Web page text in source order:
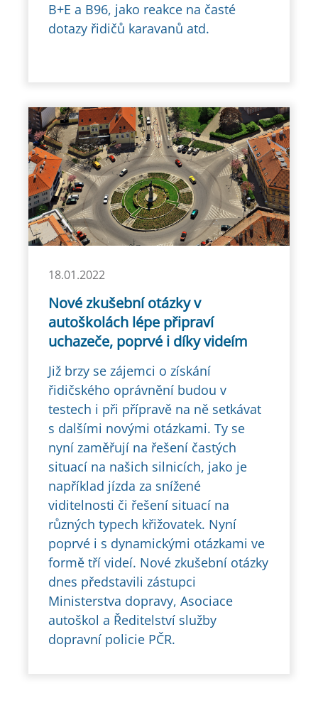
B+E a B96, jako reakce na časté
dotazy řidičů karavanů atd.
18.01.2022
Nové zkušební otázky v
autoškolách lépe připraví
uchazeče, poprvé i díky videím
Již brzy se zájemci o získání
řidičského oprávnění budou v
testech i při přípravě na ně setkávat
s dalšími novými otázkami. Ty se
nyní zaměřují na řešení častých
situací na našich silnicích, jako je
například jízda za snížené
viditelnosti či řešení situací na
různých typech křižovatek. Nyní
poprvé i s dynamickými otázkami ve
formě tří videí. Nové zkušební otázky
dnes představili zástupci
Ministerstva dopravy, Asociace
autoškol a Ředitelství služby
dopravní policie PČR.